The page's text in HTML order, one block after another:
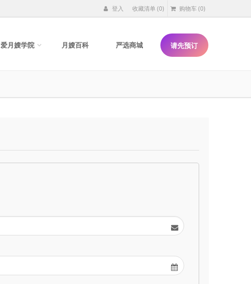
登入 收藏清单(0) 购物车(0)
爱月嫂学院 月嫂百科 严选商城 请先预订